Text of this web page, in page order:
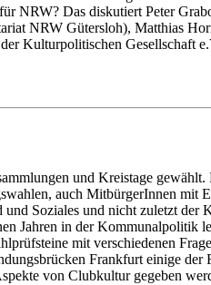
NRW? Das diskutiert Peter
NRW Gütersloh), Matthias
Kulturpolitischen Gesellschaft
und Kreistage
auch MitbürgerInnen mit
Soziales und nicht zuletzt der
Jahren in der Kommunalpolitik
mit verschiedenen
Frankfurt einige der
von Clubkultur gegeben